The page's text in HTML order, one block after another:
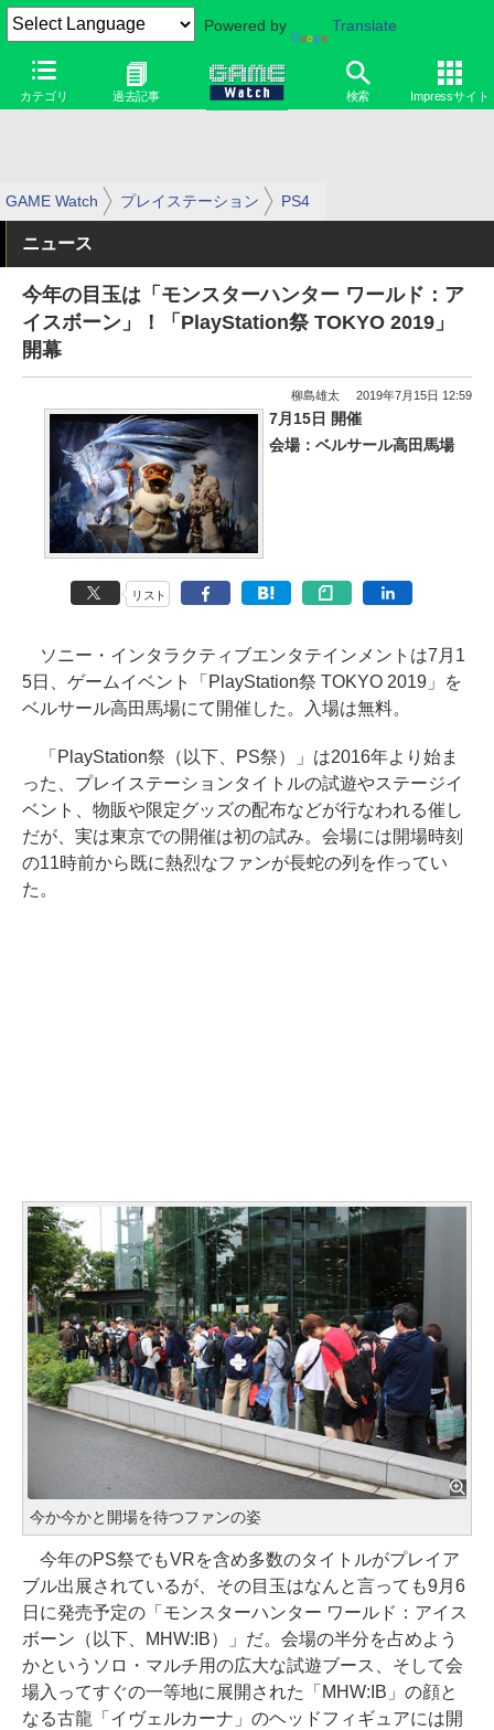
Powered by Translate
カテゴリ 過去記事 検索 Impressサイト
GAME Watch プレイステーション PS4
ニュース
今年の目玉は「モンスターハンター ワールド：ア
イスボーン」！「PlayStation祭 TOKYO 2019」
開幕
柳島雄太 2019年7月15日 12:59
7月15日 開催
会場：ベルサール高田馬場
リスト
ソニー・インタラクティブエンタテインメントは7月1
5日、ゲームイベント「PlayStation祭 TOKYO 2019」を
ベルサール高田馬場にて開催した。入場は無料。
「PlayStation祭（以下、PS祭）」は2016年より始ま
った、プレイステーションタイトルの試遊やステージイ
ベント、物販や限定グッズの配布などが行なわれる催し
だが、実は東京での開催は初の試み。会場には開場時刻
の11時前から既に熱烈なファンが長蛇の列を作ってい
た。
今か今かと開場を待つファンの姿
今年のPS祭でもVRを含め多数のタイトルがプレイア
ブル出展されているが、その目玉はなんと言っても9月6
日に発売予定の「モンスターハンター ワールド：アイス
ボーン（以下、MHW:IB）」だ。会場の半分を占めよう
かというソロ・マルチ用の広大な試遊ブース、そして会
場入ってすぐの一等地に展開された「MHW:IB」の顔と
なる古龍「イヴェルカーナ」のヘッドフィギュアには開